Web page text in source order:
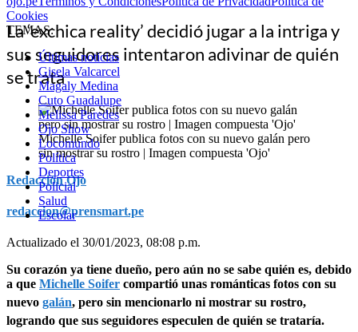
Cookies
TEMAS:
Últimas noticias
Gisela Valcarcel
Magaly Medina
Cuto Guadalupe
Melissa Paredes
Ojo Show
Locomundo
Política
Deportes
Policial
Salud
Escolar
La ‘exchica reality’ decidió jugar a la intriga y
sus seguidores intentaron adivinar de quién
se trata
Michelle Soifer publica fotos con su nuevo galán pero
sin mostrar su rostro | Imagen compuesta 'Ojo'
Redacción Ojo
redaccion@prensmart.pe
Actualizado el 30/01/2023, 08:08 p.m.
Su corazón ya tiene dueño, pero aún no se sabe quién es, debido
a que Michelle Soifer compartió unas románticas fotos con su
nuevo galán, pero sin mencionarlo ni mostrar su rostro,
logrando que sus seguidores especulen de quién se trataría.